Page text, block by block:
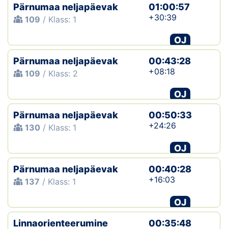
Pärnumaa neljapäevak
109 / Klass: 1
01:00:57
+30:39
OJ
Pärnumaa neljapäevak
109 / Klass: 2
00:43:28
+08:18
OJ
Pärnumaa neljapäevak
130 / Klass: 1
00:50:33
+24:26
OJ
Pärnumaa neljapäevak
137 / Klass: 1
00:40:28
+16:03
OJ
Linnaorienteerumine
00:35:48